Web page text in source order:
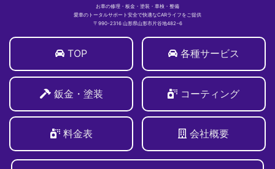
お車の修理・板金・塗装・車検・整備
愛車のトータルサポート安全で快適なCARライフをご提供
〒990-2316 山形県山形市片谷地482−6
TOP 各種サービス
鈑金・塗装 コーティング
料金表 会社概要